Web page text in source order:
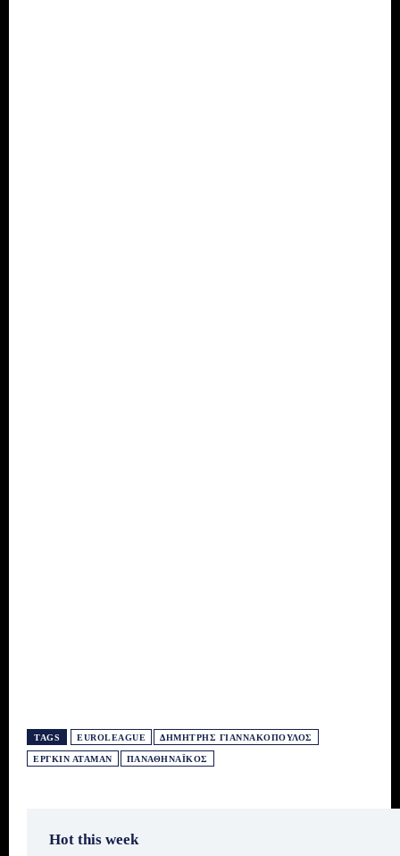
TAGS EUROLEAGUE ΔΗΜΉΤΡΗΣ ΓΙΑΝΝΑΚΌΠΟΥΛΟΣ
ΕΡΓΚΊΝ ΑΤΑΜΆΝ ΠΑΝΑΘΗΝΑΪΚΌΣ
Hot this week